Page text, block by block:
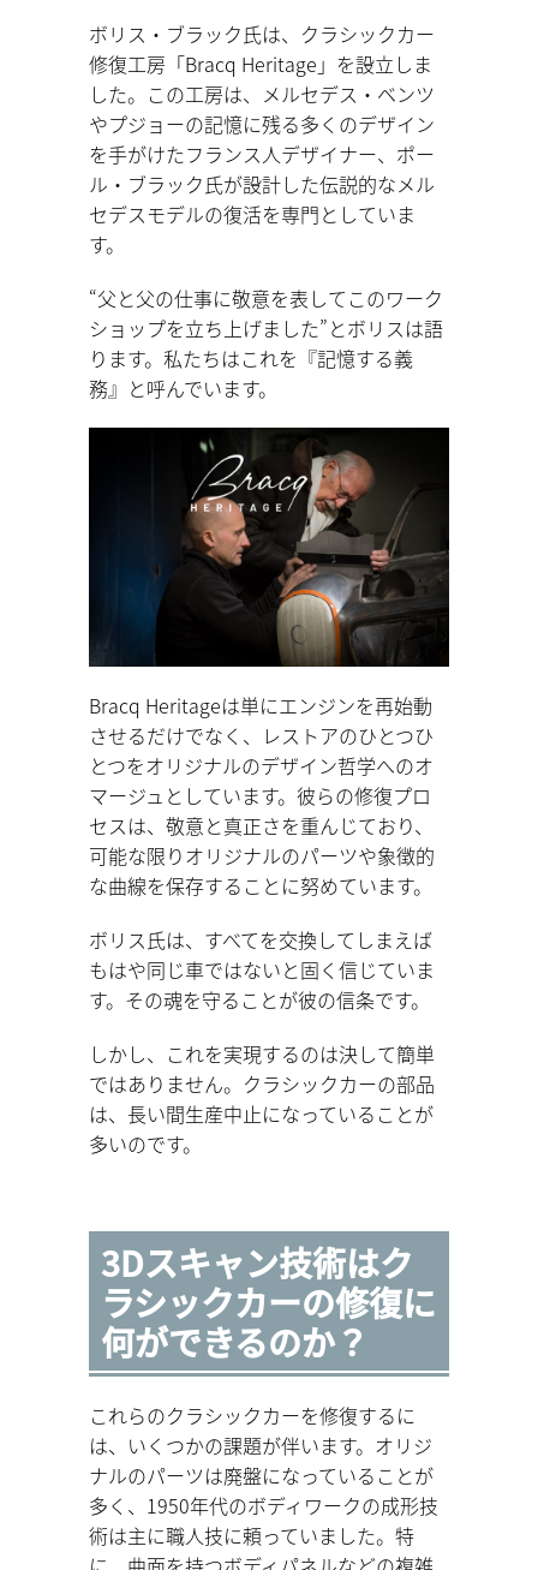
ボリス・ブラック氏は、クラシックカー
修復工房「Bracq Heritage」を設立しま
した。この工房は、メルセデス・ベンツ
やプジョーの記憶に残る多くのデザイン
を手がけたフランス人デザイナー、ポー
ル・ブラック氏が設計した伝説的なメル
セデスモデルの復活を専門としていま
す。
“父と父の仕事に敬意を表してこのワーク
ショップを立ち上げました”とボリスは語
ります。私たちはこれを『記憶する義
務』と呼んでいます。
Bracq Heritageは単にエンジンを再始動
させるだけでなく、レストアのひとつひ
とつをオリジナルのデザイン哲学へのオ
マージュとしています。彼らの修復プロ
セスは、敬意と真正さを重んじており、
可能な限りオリジナルのパーツや象徴的
な曲線を保存することに努めています。
ボリス氏は、すべてを交換してしまえば
もはや同じ車ではないと固く信じていま
す。その魂を守ることが彼の信条です。
しかし、これを実現するのは決して簡単
ではありません。クラシックカーの部品
は、長い間生産中止になっていることが
多いのです。
3Dスキャン技術はク
ラシックカーの修復に
何ができるのか？
これらのクラシックカーを修復するに
は、いくつかの課題が伴います。オリジ
ナルのパーツは廃盤になっていることが
多く、1950年代のボディワークの成形技
術は主に職人技に頼っていました。特